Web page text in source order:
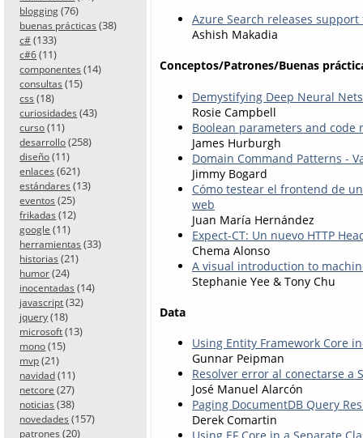
blogging (76)
buenas prácticas (38)
c# (133)
c#6 (11)
componentes (14)
consultas (15)
css (18)
curiosidades (43)
curso (11)
desarrollo (258)
diseño (11)
enlaces (621)
estándares (13)
eventos (25)
frikadas (12)
google (11)
herramientas (33)
historias (21)
humor (24)
inocentadas (14)
javascript (32)
jquery (18)
microsoft (13)
mono (15)
mvp (21)
navidad (11)
netcore (27)
noticias (38)
novedades (157)
patrones (20)
Azure Search releases
Ashish Makadia
Conceptos/Patrones/Buenas
Demystifying Deep Neural Nets
Rosie Campbell
Boolean parameters and code
James Hurburgh
Domain Command Patterns -
Jimmy Bogard
Cómo testear el frontend de
web
Juan María Hernández
Expect-CT: Un nuevo HTTP
Chema Alonso
A visual introduction to
Stephanie Yee & Tony Chu
Data
Using Entity Framework Core
Gunnar Peipman
Resolver error al conectarse a
José Manuel Alarcón
Paging DocumentDB Query
Derek Comartin